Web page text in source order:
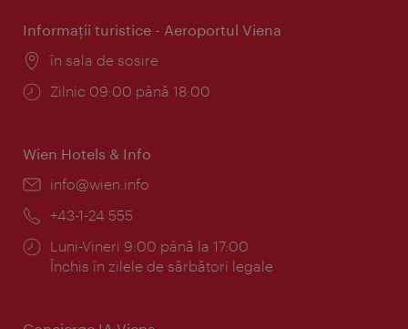
Informaţii turistice - Aeroportul Viena
Locul:
în sala de sosire
Program:
Zilnic 09:00 până 18:00
Wien Hotels & Info
E-
info@wien.info
Telefon:
+43-1-24 555
Program:
Luni-Vineri 9:00 până la 17:00
Închis în zilele de sărbători legale